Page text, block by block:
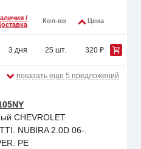
/
Кол-во Цена
3 дня 25 шт. 320 ₽
показать еще 5 предложений
CHEVROLET
NUBIRA 2.0D 06-.
PE